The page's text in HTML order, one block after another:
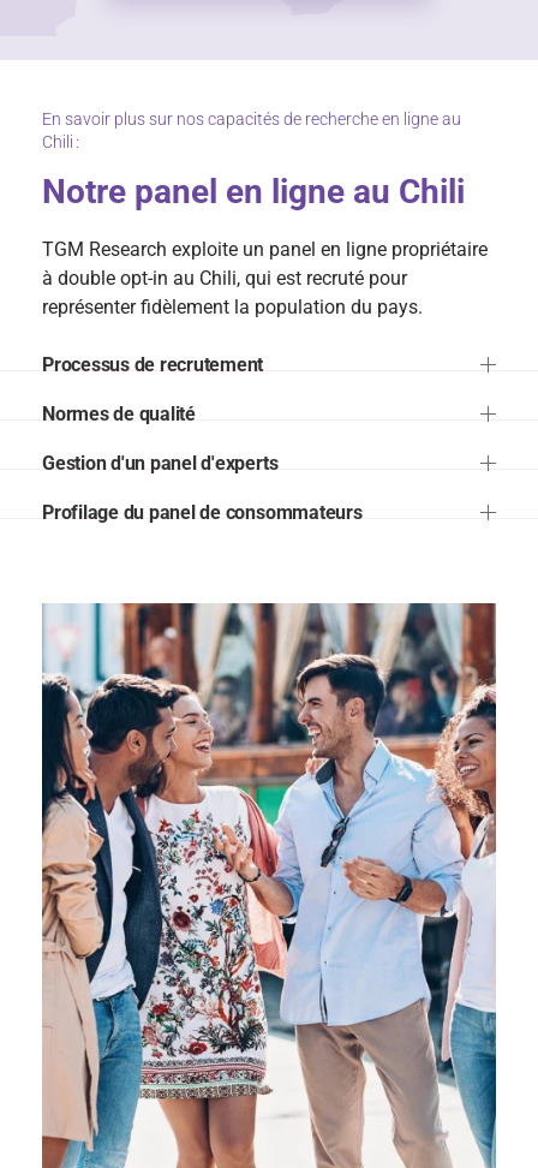
En savoir plus sur nos capacités de recherche en ligne au
Chili :
Notre panel en ligne au Chili
TGM Research exploite un panel en ligne propriétaire
à double opt-in au Chili, qui est recruté pour
représenter fidèlement la population du pays.
Processus de recrutement
Normes de qualité
Gestion d'un panel d'experts
Profilage du panel de consommateurs